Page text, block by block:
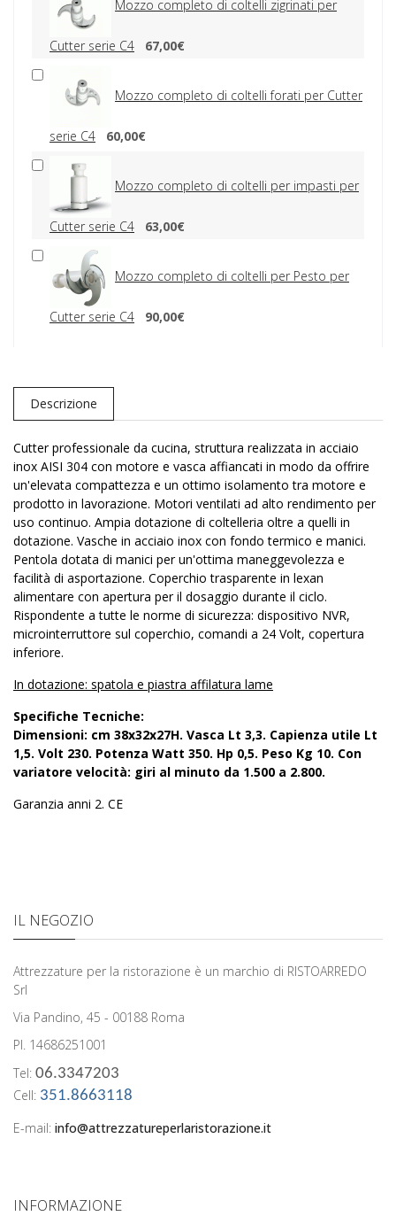
Mozzo completo di coltelli zigrinati per
Cutter serie C4 67,00€
Mozzo completo di coltelli forati per Cutter
serie C4 60,00€
Mozzo completo di coltelli per impasti per
Cutter serie C4 63,00€
Mozzo completo di coltelli per Pesto per
Cutter serie C4 90,00€
Descrizione
Cutter professionale da cucina, struttura realizzata in acciaio
inox AISI 304 con motore e vasca affiancati in modo da offrire
un'elevata compattezza e un ottimo isolamento tra motore e
prodotto in lavorazione. Motori ventilati ad alto rendimento per
uso continuo. Ampia dotazione di coltelleria oltre a quelli in
dotazione. Vasche in acciaio inox con fondo termico e manici.
Pentola dotata di manici per un'ottima maneggevolezza e
facilità di asportazione. Coperchio trasparente in lexan
alimentare con apertura per il dosaggio durante il ciclo.
Rispondente a tutte le norme di sicurezza: dispositivo NVR,
microinterruttore sul coperchio, comandi a 24 Volt, copertura
inferiore.
In dotazione: spatola e piastra affilatura lame
Specifiche Tecniche:
Dimensioni: cm 38x32x27H. Vasca Lt 3,3. Capienza utile Lt
1,5. Volt 230. Potenza Watt 350. Hp 0,5. Peso Kg 10. Con
variatore velocità: giri al minuto da 1.500 a 2.800.
Garanzia anni 2. CE
IL NEGOZIO
Attrezzature per la ristorazione è un marchio di RISTOARREDO
Srl
Via Pandino, 45 - 00188 Roma
PI. 14686251001
Tel: 06.3347203
Cell: 351.8663118
E-mail: info@attrezzatureperlaristorazione.it
INFORMAZIONE